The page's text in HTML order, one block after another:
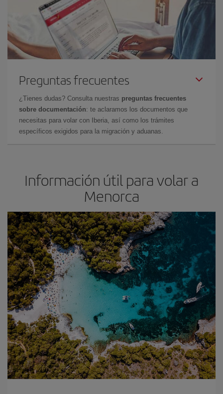
Preguntas frecuentes
¿Tienes dudas? Consulta nuestras preguntas frecuentes
sobre documentación: te aclaramos los documentos que
necesitas para volar con Iberia, así como los trámites
específicos exigidos para la migración y aduanas.
Información útil para volar a
Menorca